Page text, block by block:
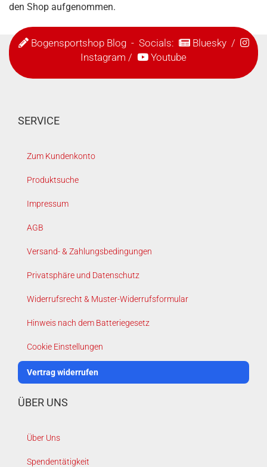
den Shop aufgenommen.
Bogensportshop Blog- Socials: Bluesky/
Instagram / Youtube
SERVICE
Zum Kundenkonto
Produktsuche
Impressum
AGB
Versand- & Zahlungsbedingungen
Privatsphäre und Datenschutz
Widerrufsrecht & Muster-Widerrufsformular
Hinweis nach dem Batteriegesetz
Cookie Einstellungen
Vertrag widerrufen
ÜBER UNS
Über Uns
Spendentätigkeit